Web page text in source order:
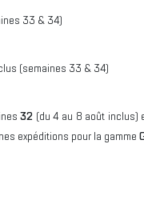
33 & 34)
(semaines 33 & 34)
32 (du 4 au 8 août inclus)
expéditions pour la gamme